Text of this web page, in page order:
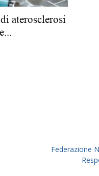
aterosclerosi
Federazione